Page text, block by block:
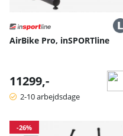
AirBike Pro, inSPORTline
11299,-
2-10 arbejdsdage
-26%